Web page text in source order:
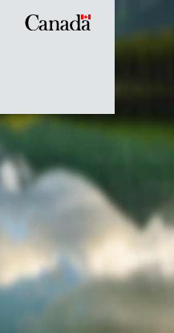
Symbole
du